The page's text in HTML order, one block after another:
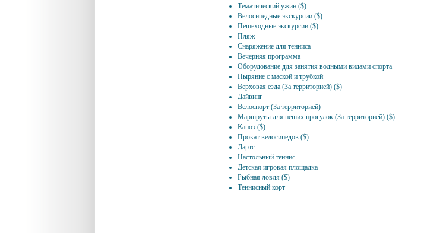
Тематический ужин ($)
Велосипедные экскурсии ($)
Пешеходные экскурсии ($)
Пляж
Снаряжение для тенниса
Вечерняя программа
Оборудование для занятия водными видами спорта
Ныряние с маской и трубкой
Верховая езда (За территорией) ($)
Дайвинг
Велоспорт (За территорией)
Маршруты для пеших прогулок (За территорией) ($)
Каноэ ($)
Прокат велосипедов ($)
Дартс
Настольный теннис
Детская игровая площадка
Рыбная ловля ($)
Теннисный корт